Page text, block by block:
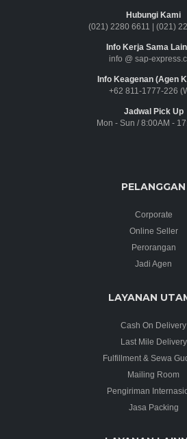
Hubungi Kami
(021) 2280 6611
(021)
Info Kerja Sama
info @ sap-
Info Keagenan (Agen
+62 811-1777-226
Jadwal Pick Up
Mon - Sun / 8:00AM -
PELANGGAN
Corporate
Online Seller
Perorangan
Jadi Agen
LAYANAN
Cash On Delivery
Last Mile Delivery
Fulfillment & Sewa
Mailing Room
Pengiriman
Jasa Packing